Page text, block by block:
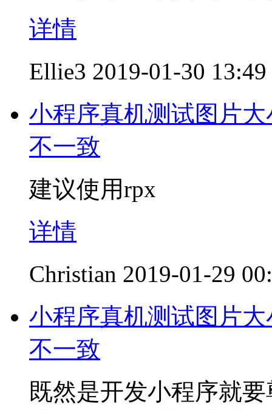
详情
Ellie3 2019-01-30 13:49
小程序真机测试图片
不一致
建议使用rpx
详情
Christian 2019-01-29
小程序真机测试图片
不一致
既然是开发小程序就